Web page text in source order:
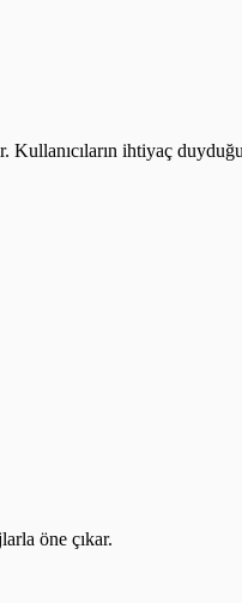
ihtiyaç
öne çıkar.